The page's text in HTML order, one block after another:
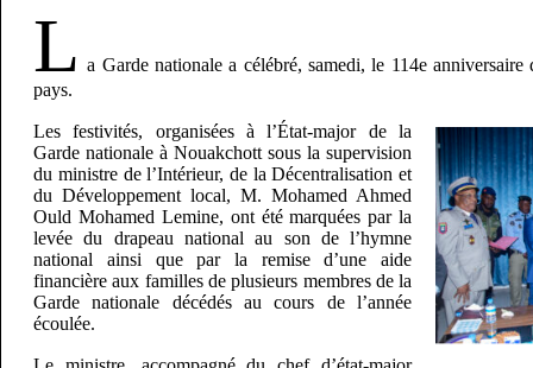
L a Garde nationale a célébré, samedi, le 114e anniversaire
pays.
Les festivités, organisées à l’État-major de la
Garde nationale à Nouakchott sous la supervision
du ministre de l’Intérieur, de la Décentralisation et
du Développement local, M. Mohamed Ahmed
Ould Mohamed Lemine, ont été marquées par la
levée du drapeau national au son de l’hymne
national ainsi que par la remise d’une aide
financière aux familles de plusieurs membres de la
Garde nationale décédés au cours de l’année
écoulée.